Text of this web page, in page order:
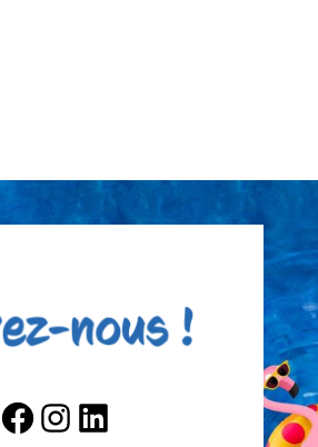
FacebookInstagramLinkedIn